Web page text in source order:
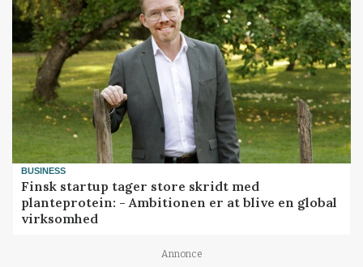
BUSINESS
Finsk startup tager store skridt med
planteprotein: - Ambitionen er at blive en global
virksomhed
Annonce